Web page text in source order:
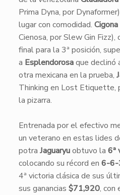
Prima Dyna, por
lugar con comodidad. Cigona
Cienosa, por Slew Gin Fizz),
final para la 3ª posición,
a Esplendorosaque declinó
otra mexicana en la prueba,
Thinking en Lost Etiquette,
la pizarra.
Entrenada por el efectivo
un veterano en estas lides
potra Jaguaryuobtuvo la 6ª
colocando su récord en 6-6-
4ª victoria clásica de sus
sus ganancias $71,920, con